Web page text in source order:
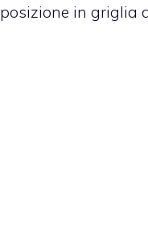
in griglia